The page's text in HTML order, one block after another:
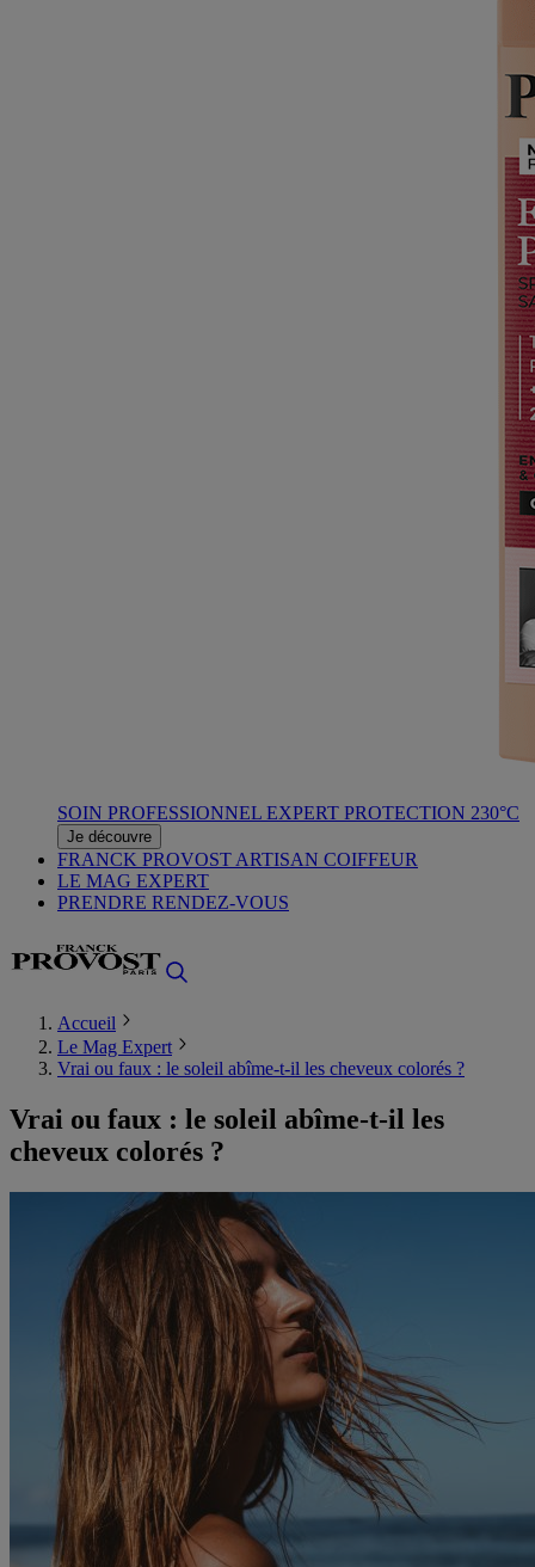
SOIN PROFESSIONNEL EXPERT PROTECTION 230°C
Je découvre
FRANCK PROVOST ARTISAN COIFFEUR
LE MAG EXPERT
PRENDRE RENDEZ-VOUS
Accueil
Le Mag Expert
Vrai ou faux : le soleil abîme-t-il les cheveux colorés ?
Vrai ou faux : le soleil abîme-t-il les
cheveux colorés ?